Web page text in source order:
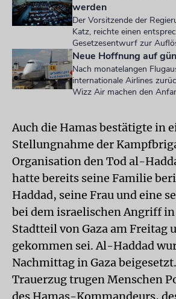
werden
Der Vorsitzende der
Katz, reichte einen
Gesetzesentwurf zur
Neue Hoffnung auf
Nach monatelangen
internationale Airlines
Wizz Air machen den
Auch die Hamas bestätigte in
Stellungnahme der
Organisation den Tod al-
hatte bereits seine Familie
Haddad, seine Frau und eine
bei dem israelischen Angriff
Stadtteil von Gaza am Freitag
gekommen sei. Al-Haddad
Nachmittag in Gaza
Trauerzug trugen Menschen